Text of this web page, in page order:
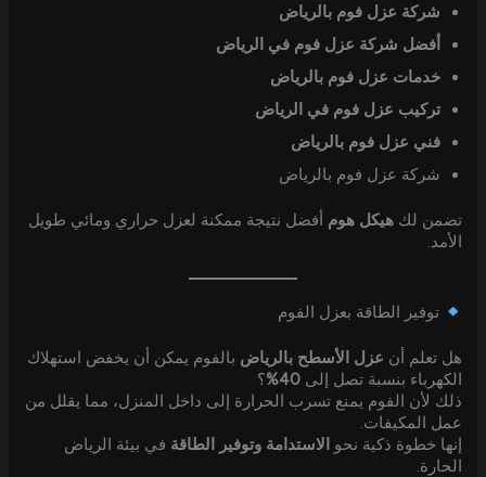
شركة عزل فوم بالرياض
أفضل شركة عزل فوم في الرياض
خدمات عزل فوم بالرياض
تركيب عزل فوم في الرياض
فني عزل فوم بالرياض
شركة عزل فوم بالرياض
تضمن لكهيكل هوم أفضل نتيجة ممكنة لعزل حراري ومائي طويل
الأمد.
توفير الطاقة بعزل الفوم
هل تعلم أن عزل الأسطح بالرياض بالفوم يمكن أن يخفض استهلاك
الكهرباء بنسبة تصل إلى40%
؟
ذلك لأن الفوم يمنع تسرب الحرارة إلى داخل المنزل، مما يقلل من
عمل المكيفات.
إنها خطوة ذكية نحو الاستدامة وتوفير الطاقة في بيئة الرياض
الحارة.